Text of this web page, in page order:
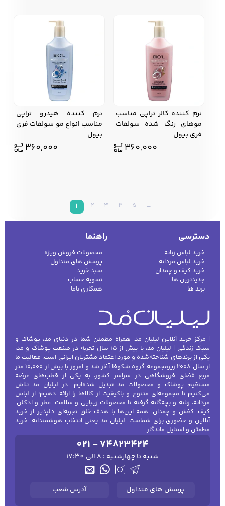
نرم کننده کالر تراپی مناسب
موهای رنگ شده سولفات
فری بیول
360,000
نرم کننده هیدرو تراپی
مناسب انواع مو سولفات فری
بیول
360,000
1 2 3 4 5 ←
دسترسی
خرید لباس زنانه
خرید لباس مردانه
خرید کیف و چمدان
جدیدترین ها
برند ها
راهنما
محصولات فروش ویژه
پرسش های متداول
سبد خرید
تسویه حساب
همکاری باما
| مرکز خرید آنلاین لیلیان مد؛ همراه مطمئن شما در دنیای مد، پوشاک و
سبک زندگی | لیلیان مد، با بیش از ۱۵ سال تجربه در صنعت پوشاک و مد،
یکی از برندهای شناخته‌شده و مورد اعتماد مشتریان ایرانی است. فعالیت ما
از سال ۲۰۰۸ زیرمجموعه گروه شکوفا آغاز شد و امروز با بیش از ۱۰٬۰۰۰ متر
مربع فضای فروشگاهی در سراسر کشور، به یکی از قطب‌های عرضه
مستقیم پوشاک و محصولات مد تبدیل شده‌ایم. در لیلیان مد تلاش
می‌کنیم تا مجموعه‌ای متنوع و باکیفیت از کالاها را ارائه دهیم؛ از لباس
مردانه، زنانه و بچه‌گانه گرفته تا محصولات زیبایی و سلامت، عطر و ادکلن،
کیف، کفش و چمدان. همه این‌ها با هدف خلق تجربه‌ای دلپذیر از خرید
آنلاین و حضوری برای شماست. لیلیان مد یعنی انتخاب هوشمندانه، خرید
مطمئن و استایل ماندگار.
021 - 74823424
شنبه تا چهارشنبه : 8 الی 17:30
پرسش های متداول آدرس شعب